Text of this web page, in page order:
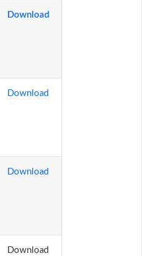
Download
Download
Download
Download